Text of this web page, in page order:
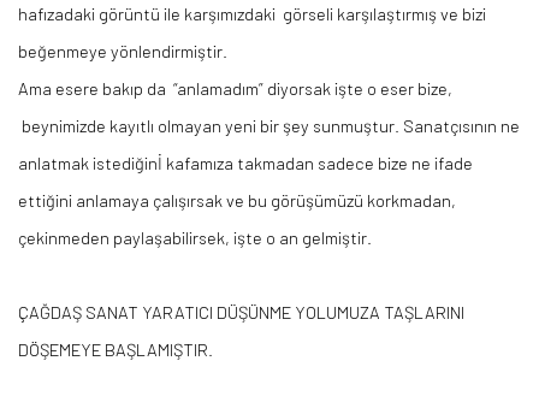
hafızadaki görüntü ile karşımızdaki görseli karşılaştırmış ve bizi
beğenmeye yönlendirmiştir.
Ama esere bakıp da “anlamadım” diyorsak işte o eser bize,
beynimizde kayıtlı olmayan yeni bir şey sunmuştur. Sanatçısının ne
anlatmak istediğinİ kafamıza takmadan sadece bize ne ifade
ettiğini anlamaya çalışırsak ve bu görüşümüzü korkmadan,
çekinmeden paylaşabilirsek, işte o an gelmiştir.
ÇAĞDAŞ SANAT YARATICI DÜŞÜNME YOLUMUZA TAŞLARINI
DÖŞEMEYE BAŞLAMIŞTIR.